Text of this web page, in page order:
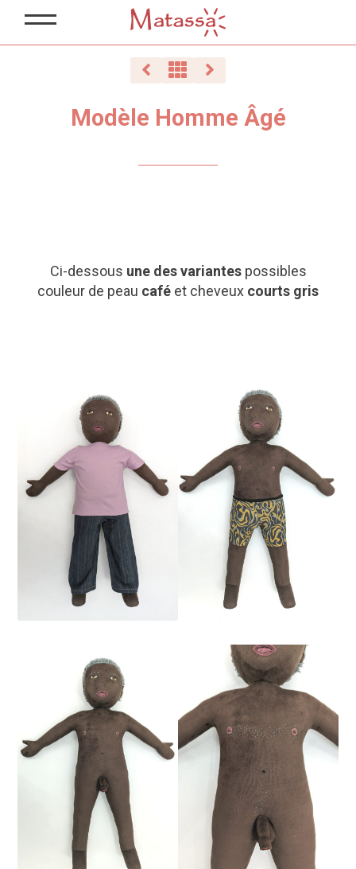
Modèle Homme Âgé
Ci-dessous une des variantespossibles
couleur de peau café et cheveux courts gris